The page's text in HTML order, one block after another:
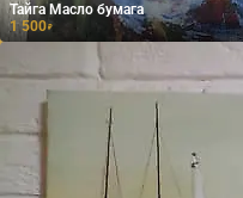
Тайга Масло бумага
1 500₽